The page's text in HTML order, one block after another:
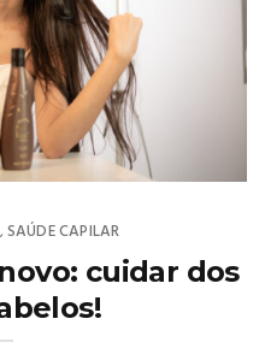
,SAÚDE CAPILAR
cuidar dos